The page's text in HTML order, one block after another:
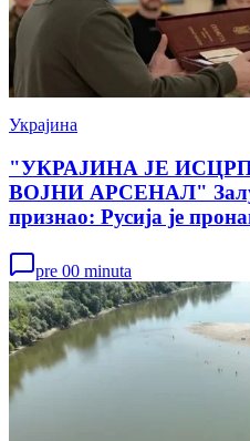
Украјина
"УКРАЈИНА ЈЕ
ВОЈНИ АРСЕНАЛ"
признао: Русија је
pre 00 minuta